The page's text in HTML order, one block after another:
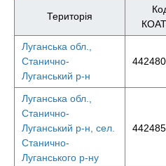
Територія
Луганська обл.,
Станично-
Луганський р-н
Луганська обл.,
Станично-
Луганський р-н, сел.
Станично-
Луганського р-ну